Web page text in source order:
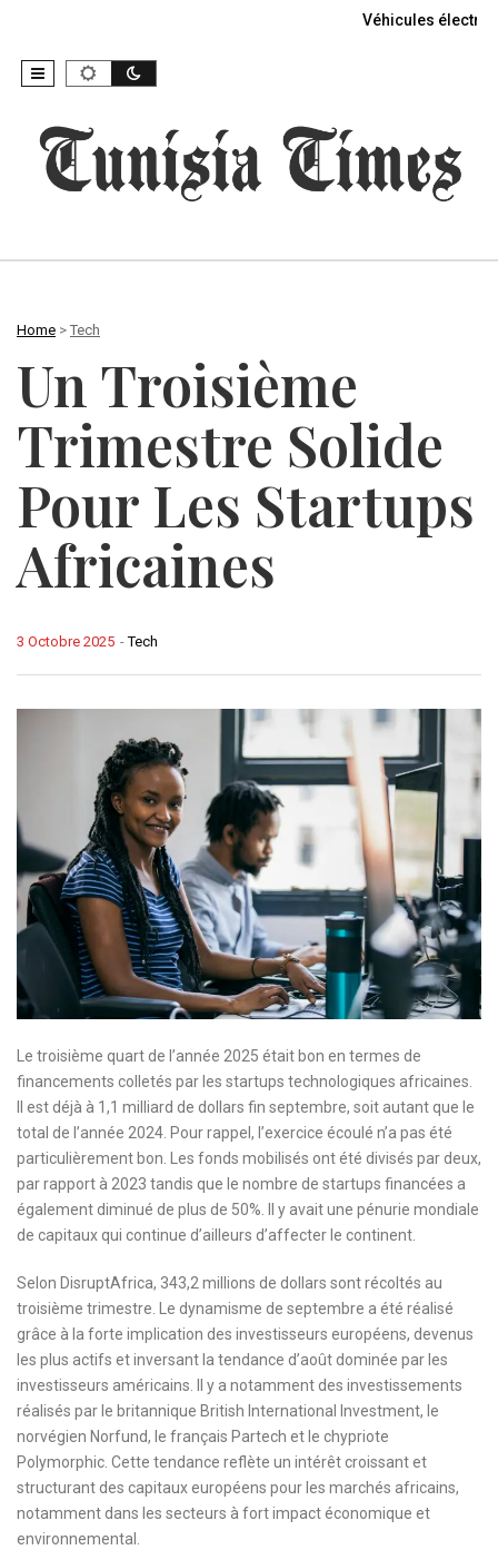
Véhicules
Home > Tech
Un Troisième
Trimestre Solide
Pour Les Startups
Africaines
-Tech
3 Octobre 2025
Le troisième quart de l’année 2025 était bon en termes de
financements colletés par les startups technologiques africaines.
Il est déjà à 1,1 milliard de dollars fin septembre, soit autant que le
total de l’année 2024. Pour rappel, l’exercice écoulé n’a pas été
particulièrement bon. Les fonds mobilisés ont été divisés par deux,
par rapport à 2023 tandis que le nombre de startups financées a
également diminué de plus de 50%. Il y avait une pénurie mondiale
de capitaux qui continue d’ailleurs d’affecter le continent.
Selon DisruptAfrica, 343,2 millions de dollars sont récoltés au
troisième trimestre. Le dynamisme de septembre a été réalisé
grâce à la forte implication des investisseurs européens, devenus
les plus actifs et inversant la tendance d’août dominée par les
investisseurs américains. Il y a notamment des investissements
réalisés par le britannique British International Investment, le
norvégien Norfund, le français Partech et le chypriote
Polymorphic. Cette tendance reflète un intérêt croissant et
structurant des capitaux européens pour les marchés africains,
notamment dans les secteurs à fort impact économique et
environnemental.